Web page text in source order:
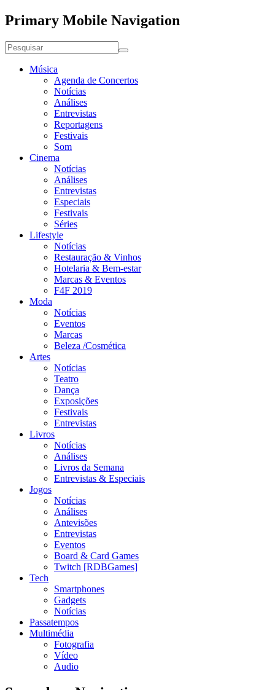
Primary Mobile Navigation
Música
Agenda de Concertos
Notícias
Análises
Entrevistas
Reportagens
Festivais
Som
Cinema
Notícias
Análises
Entrevistas
Especiais
Festivais
Séries
Lifestyle
Notícias
Restauração & Vinhos
Hotelaria & Bem-estar
Marcas & Eventos
F4F 2019
Moda
Notícias
Eventos
Marcas
Beleza /Cosmética
Artes
Notícias
Teatro
Dança
Exposições
Festivais
Entrevistas
Livros
Notícias
Análises
Livros da Semana
Entrevistas & Especiais
Jogos
Notícias
Análises
Antevisões
Entrevistas
Eventos
Board & Card Games
Twitch [RDBGames]
Tech
Smartphones
Gadgets
Notícias
Passatempos
Multimédia
Fotografia
Vídeo
Audio